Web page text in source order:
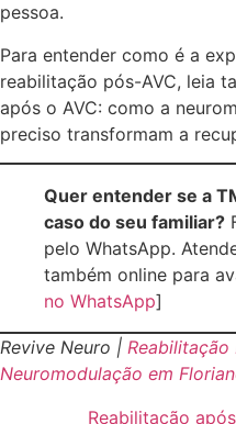
pessoa.
Para entender como é a
reabilitação pós-AVC, leia
após o AVC: como a
preciso transformam a
Quer entender se a
caso do seu familiar?
pelo WhatsApp.
também online para
no WhatsApp]
Revive Neuro |
Neuromodulação em
Reabilitação